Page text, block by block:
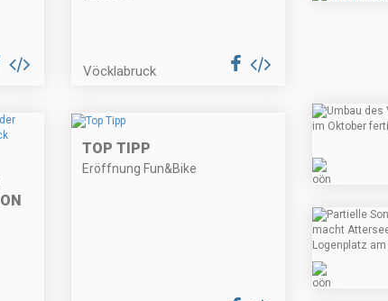
Vöcklabruck
TOP TIPP
Eröffnung Fun&Bike